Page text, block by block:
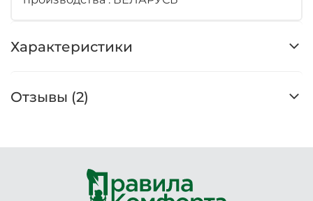
Характеристики
Отзывы (2)